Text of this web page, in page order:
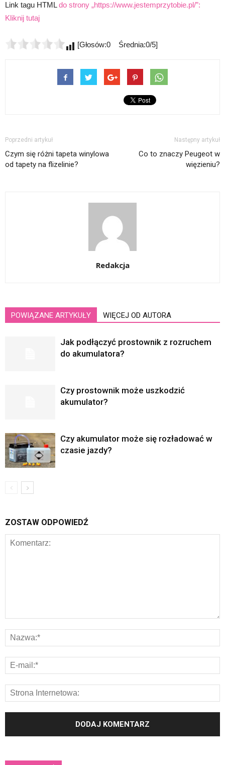
Link tagu HTMLdo strony „https://www.jestemprzytobie.pl/”:
Kliknij tutaj
[Głosów:0 Średnia:0/5]
Poprzedni artykuł
Czym się różni tapeta winylowa
od tapety na flizelinie?
Następny artykuł
Co to znaczy Peugeot w
więzieniu?
Redakcja
POWIĄZANE ARTYKUŁY WIĘCEJ OD AUTORA
Jak podłączyć prostownik z rozruchem
do akumulatora?
Czy prostownik może uszkodzić
akumulator?
Czy akumulator może się rozładować w
czasie jazdy?
ZOSTAW ODPOWIEDŹ